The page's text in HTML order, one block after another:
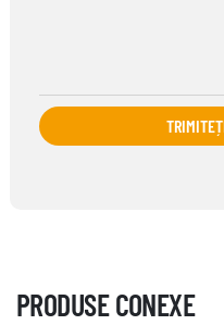
PRODUSE CONEXE